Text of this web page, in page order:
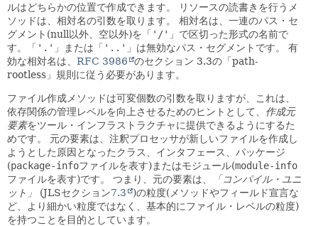
ルはどちらかの位置で作成できます。
リソースの読書きを行うメ
ソッドは、相対名の引数を取ります。
相対名は、一連のパス・セ
グメント(null以外、空以外)を「 '/' 」で区切った形式の名前で
す。「 '.' 」または「 '..' 」は無効なパス・セグメントです。
有
効な相対名は、 RFC 3986
のセクション 3.3の「path-
rootless」規則に従う必要があります。
ファイル作成メソッドは可変個数の引数を取りますが、これは、
依存関係の管理レベルを向上させるためのヒントとして、 作成元
要素をツール・インフラストラクチャに提供できるようにするた
めです。
元の要素は、注釈プロセッサが新しいファイルを作成し
ようとした原因となったクラス、インタフェース、パッケージ
(package-infoファイルを表す)またはモジュール(module-info
ファイルを表す)です。
つまり、元の要素は、
「コンパイル・ユニ
ット」
(JLSセクション7.3
)の粒度(メソッドやフィールド宣言な
ど、より細かい粒度ではなく、基本的にファイル・レベルの粒度)
を持つことを目的としています。